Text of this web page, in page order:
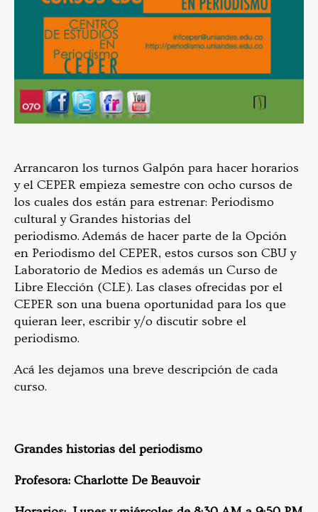
Arrancaron los turnos Galpón para hacer horarios
y el CEPER empieza semestre con ocho cursos de
los cuales dos están para estrenar: Periodismo
cultural y Grandes historias del
periodismo. Además de hacer parte de la Opción
en Periodismo del CEPER, estos cursos son CBU y
Laboratorio de Medios es además un Curso de
Libre Elección (CLE). Las clases ofrecidas por el
CEPER son una buena oportunidad para los que
quieran leer, escribir y/o discutir sobre el
periodismo.
Acá les dejamos una breve descripción de cada
curso.
Grandes historias del periodismo
Profesora: Charlotte De Beauvoir